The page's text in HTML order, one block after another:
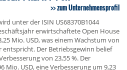
zum Unternehmensprofil
unter der ISIN US68370B1044
erwirtschaftete Open House
Mio. USD, was einem Wachstum von
entspricht. Der Betriebsgewinn belief
von 23,55 %. Der
Mio. USD, eine Verbesserung um 9,23